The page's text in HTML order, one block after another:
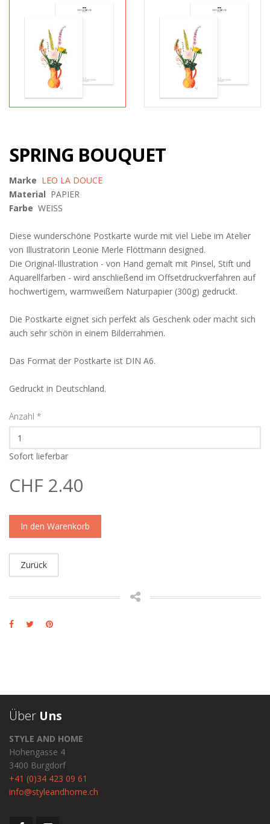
SPRING BOUQUET
Marke LEO LA DOUCE
Material PAPIER
Farbe WEISS
Diese wunderschöne Postkarte wurde mit viel Liebe im Atelier
von Illustratorin Leonie Merle Flöttmann designed.
Die Original-Illustration - von Hand gemalt mit Pinsel, Stift und
Aquarellfarben - wird anschließend im Offsetdruckverfahren auf
hochwertigem, warmweißem Naturpapier (300g) gedruckt.
Die Postkarte eignet sich perfekt als Geschenk oder macht sich
auch sehr schön in einem Bilderrahmen.
Das Format der Postkarte ist DIN A6.
Gedruckt in Deutschland.
Anzahl *
Sofort lieferbar
CHF 2.40
In den Warenkorb
Zurück
Über Uns
STYLE AND HOME
Hohengasse 4
3400 Burgdorf
+41 (0)34 423 09 61
info@styleandhome.ch